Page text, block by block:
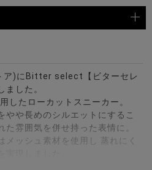
ア)にBitter select【ビターセレ
ました。
したローカットスニーカー。
やや長めのシルエットにするこ
た雰囲気を併せ持った表情に。
メッシュ素材を使用し 蒸れにく